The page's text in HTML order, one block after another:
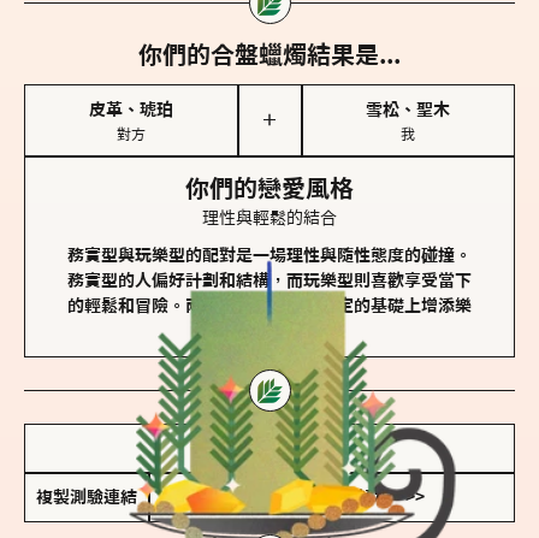
你們的合盤蠟燭結果是...
皮革、琥珀
對方
＋
雪松、聖木
我
你們的戀愛風格
理性與輕鬆的結合
務實型與玩樂型的配對是一場理性與隨性態度的碰撞。
務實型的人偏好計劃和結構，而玩樂型則喜歡享受當下
的輕鬆和冒險。兩者的關係能夠在穩定的基礎上增添樂
儲存我的結果圖
複製測驗連結 查看香氛類型全解析 >>>